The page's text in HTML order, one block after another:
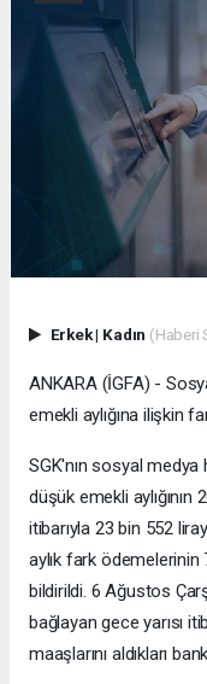
Erkek| Kadın (Haberi
ANKARA (İGFA) -
emekli aylığına ilişkin
SGK'nın sosyal medya
düşük emekli
itibarıyla 23 bin 552
aylık fark ödemelerinin
bildirildi. 6 Ağustos
bağlayan gece yarısı
maaşlarını aldıkları